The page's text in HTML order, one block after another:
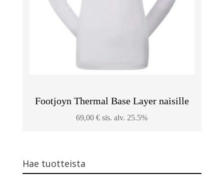
Footjoyn Thermal Base Layer naisille
69,00€ sis. alv. 25.5%
Hae tuotteista